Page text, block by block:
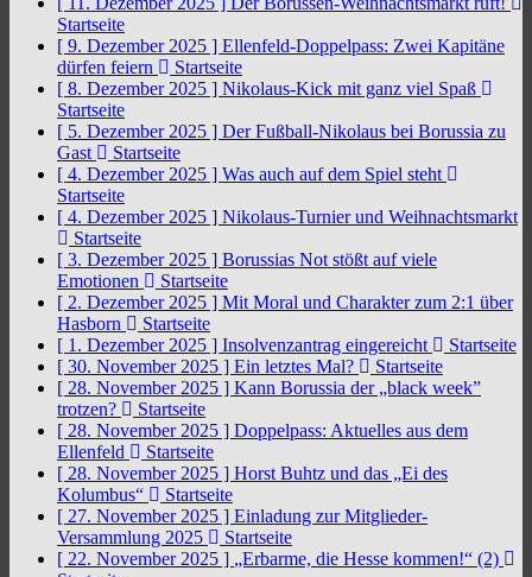
Startseite
[ 9. Dezember 2025 ] Ellenfeld-Doppelpass: Zwei Kapitäne
dürfen feiern
Startseite
[ 8. Dezember 2025 ] Nikolaus-Kick mit ganz viel Spaß
Startseite
[ 5. Dezember 2025 ] Der Fußball-Nikolaus bei Borussia zu
Gast
Startseite
[ 4. Dezember 2025 ] Was auch auf dem Spiel steht
Startseite
[ 4. Dezember 2025 ] Nikolaus-Turnier und Weihnachtsmarkt
Startseite
[ 3. Dezember 2025 ] Borussias Not stößt auf viele
Emotionen
Startseite
[ 2. Dezember 2025 ] Mit Moral und Charakter zum 2:1 über
Hasborn
Startseite
[ 1. Dezember 2025 ] Insolvenzantrag eingereicht
Startseite
[ 30. November 2025 ] Ein letztes Mal?
Startseite
[ 28. November 2025 ] Kann Borussia der „black week”
trotzen?
Startseite
[ 28. November 2025 ] Doppelpass: Aktuelles aus dem
Ellenfeld
Startseite
[ 28. November 2025 ] Horst Buhtz und das „Ei des
Kolumbus“
Startseite
[ 27. November 2025 ] Einladung zur Mitglieder-
Versammlung 2025
Startseite
[ 22. November 2025 ] „Erbarme, die Hesse kommen!“ (2)